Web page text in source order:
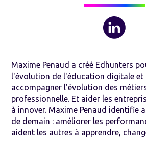
Maxime Penaud a créé Edhunters
l'évolution de l'éducation digitale
accompagner l'évolution des
professionnelle. Et aider les
à innover. Maxime Penaud identifie
de demain : améliorer les
aident les autres à apprendre,